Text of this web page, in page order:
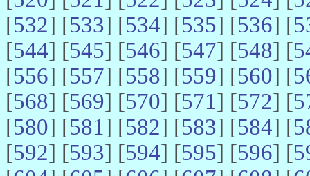
[532] [533] [534] [535] [536] [
[544] [545] [546] [547] [548] [
[556] [557] [558] [559] [560] [
[568] [569] [570] [571] [572] [
[580] [581] [582] [583] [584] [
[592] [593] [594] [595] [596] [